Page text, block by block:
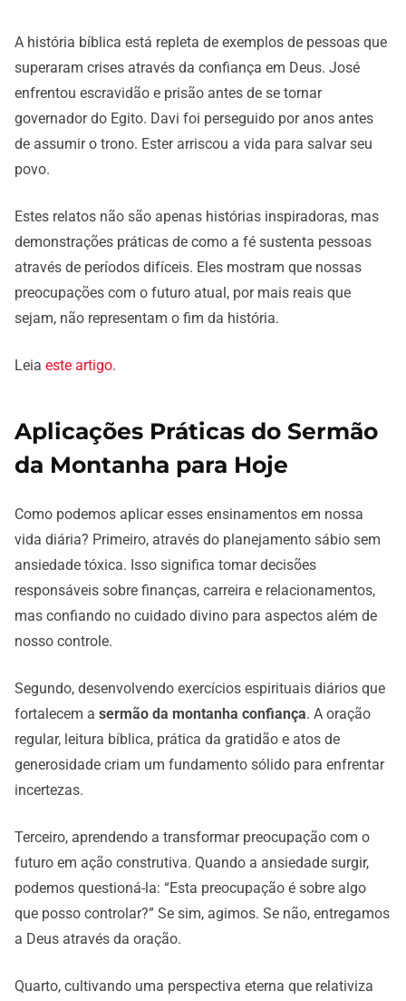
A história bíblica está repleta de exemplos de pessoas que
superaram crises através da confiança em Deus. José
enfrentou escravidão e prisão antes de se tornar
governador do Egito. Davi foi perseguido por anos antes
de assumir o trono. Ester arriscou a vida para salvar seu
povo.
Estes relatos não são apenas histórias inspiradoras, mas
demonstrações práticas de como a fé sustenta pessoas
através de períodos difíceis. Eles mostram que nossas
preocupações com o futuro atual, por mais reais que
sejam, não representam o fim da história.
Leia este artigo.
Aplicações Práticas do Sermão
da Montanha para Hoje
Como podemos aplicar esses ensinamentos em nossa
vida diária? Primeiro, através do planejamento sábio sem
ansiedade tóxica. Isso significa tomar decisões
responsáveis sobre finanças, carreira e relacionamentos,
mas confiando no cuidado divino para aspectos além de
nosso controle.
Segundo, desenvolvendo exercícios espirituais diários que
fortalecem a sermão da montanha confiança. A oração
regular, leitura bíblica, prática da gratidão e atos de
generosidade criam um fundamento sólido para enfrentar
incertezas.
Terceiro, aprendendo a transformar preocupação com o
futuro em ação construtiva. Quando a ansiedade surgir,
podemos questioná-la: “Esta preocupação é sobre algo
que posso controlar?” Se sim, agimos. Se não, entregamos
a Deus através da oração.
Quarto, cultivando uma perspectiva eterna que relativiza